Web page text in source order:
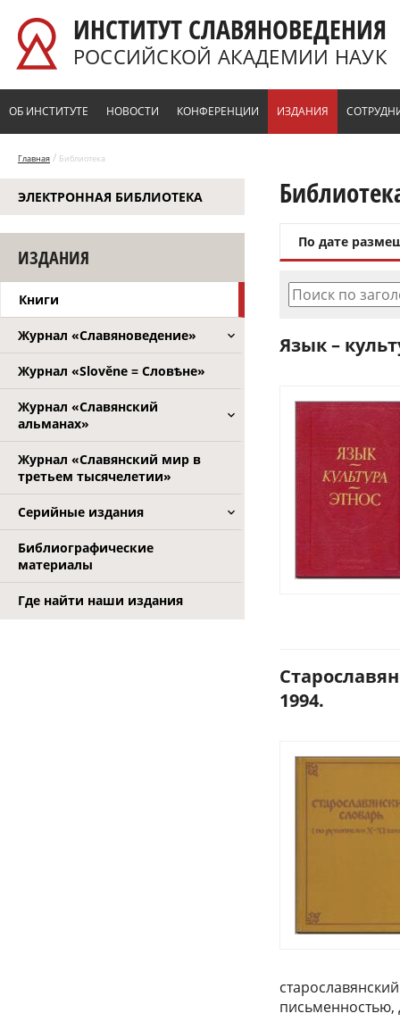
ИНСТИТУТ СЛАВЯНОВЕДЕНИЯ
РОССИЙСКОЙ АКАДЕМИИ НАУК
ОБ ИНСТИТУТЕ НОВОСТИ КОНФЕРЕНЦИИ ИЗДАНИЯ
Главная / Библиотека
ЭЛЕКТРОННАЯ БИБЛИОТЕКА
ИЗДАНИЯ
Книги
Журнал «Славяноведение»
Журнал «Slověne = Словѣне»
Журнал «Славянский
альманах»
Журнал «Славянский мир в
третьем тысячелетии»
Серийные издания
Библиографические
материалы
Где найти наши издания
По дате
Поиск по
Язык –
1994.
письменностью,